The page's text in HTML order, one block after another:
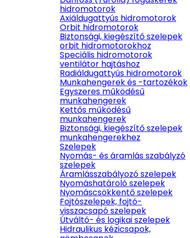
hidromotorok
Axiáldugattyús hidromotorok
Orbit hidromotorok
Biztonsági, kiegészítő szelepek
orbit hidromotorokhoz
Speciális hidromotorok
ventilátor hajtáshoz
Radiáldugattyús hidromotorok
Munkahengerek és -tartozékok
Egyszeres működésű
munkahengerek
Kettős működésű
munkahengerek
Biztonsági, kiegészítő szelepek
munkahengerekhez
Szelepek
Nyomás- és áramlás szabályzó
szelepek
Áramlásszabályozó szelepek
Nyomáshatároló szelepek
Nyomáscsökkentő szelepek
Fojtószelepek, fojtó-
visszacsapó szelepek
Útváltó- és logikai szelepek
Hidraulikus kézicsapok,